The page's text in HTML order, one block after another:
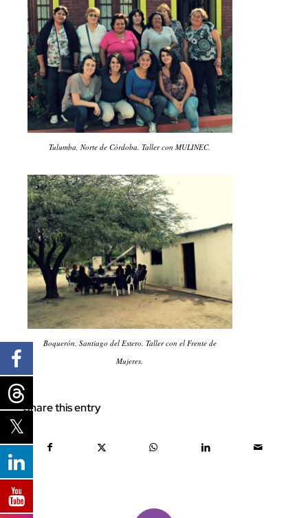
Tulumba, Norte de Córdoba. Taller con MULINEC.
Boquerón, Santiago del Estero. Taller con el Frente de
Mujeres.
Share this entry